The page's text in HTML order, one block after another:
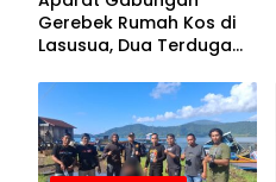
Gerebek Rumah Kos di
Lasusua, Dua Terduga